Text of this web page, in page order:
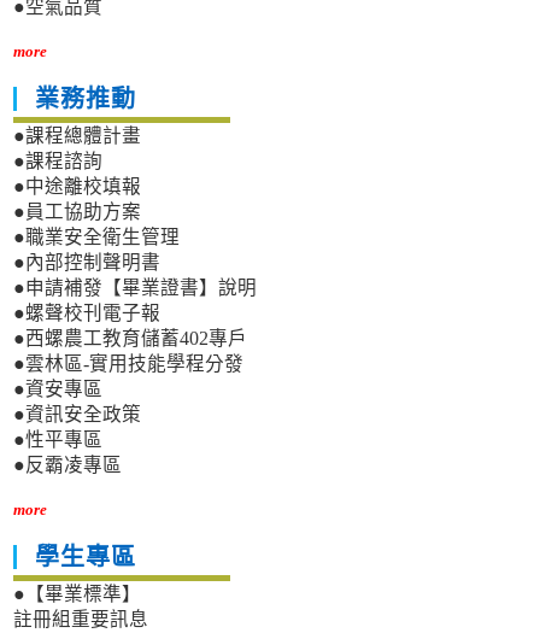
●空氣品質
more
業務推動
●課程總體計畫
●課程諮詢
●中途離校填報
●員工協助方案
●職業安全衛生管理
●內部控制聲明書
●申請補發【畢業證書】說明
●螺聲校刊電子報
●西螺農工教育儲蓄402專戶
●雲林區-實用技能學程分發
●資安專區
●資訊安全政策
●性平專區
●反霸凌專區
more
學生專區
●【畢業標準】
註冊組重要訊息